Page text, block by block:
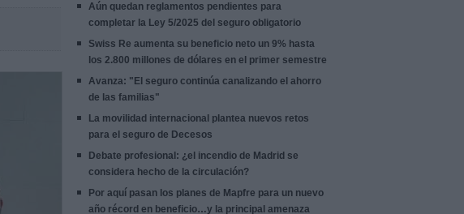
Aún quedan reglamentos pendientes para
completar la Ley 5/2025 del seguro obligatorio
Swiss Re aumenta su beneficio neto un 9% hasta
los 2.800 millones de dólares en el primer semestre
Avanza: "El seguro continúa canalizando el ahorro
de las familias"
La movilidad internacional plantea nuevos retos
para el seguro de Decesos
Debate profesional: ¿el incendio de Madrid se
considera hecho de la circulación?
Por aquí pasan los planes de Mapfre para un nuevo
año récord en beneficio…y la principal amenaza